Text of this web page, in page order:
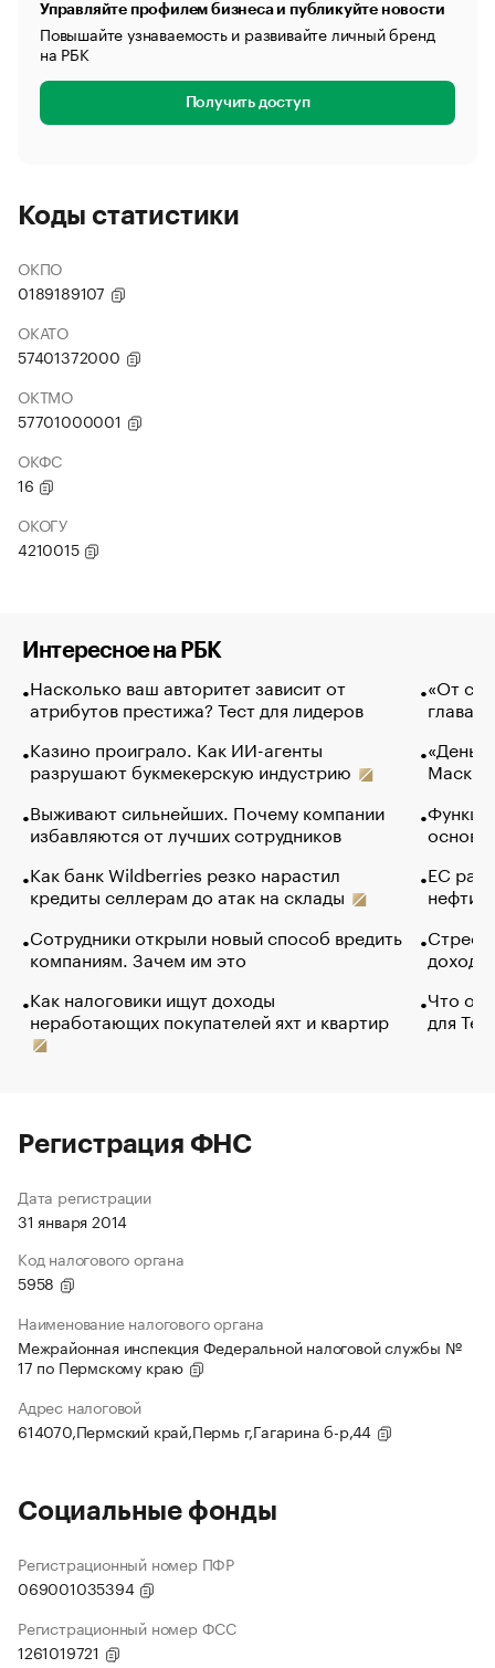
Управляйте профилем бизнеса и публикуйте новости
Повышайте узнаваемость и развивайте личный бренд
на РБК
Получить доступ
Коды статистики
ОКПО
0189189107
ОКАТО
57401372000
ОКТМО
57701000001
ОКФС
16
ОКОГУ
4210015
Интересное на РБК
Насколько ваш авторитет зависит от
атрибутов престижа? Тест для лидеров
Казино проиграло. Как ИИ-агенты
разрушают букмекерскую индустрию
Выживают сильнейших. Почему компании
избавляются от лучших сотрудников
Как банк Wildberries резко нарастил
кредиты селлерам до атак на склады
Сотрудники открыли новый способ вредить
компаниям. Зачем им это
Как налоговики ищут доходы
неработающих покупателей яхт и квартир
«От
глава
Маск в
основ
ЕС
нефти
Что
для
Регистрация ФНС
Дата регистрации
31 января 2014
Код налогового органа
5958
Наименование налогового органа
Межрайонная инспекция Федеральной налоговой службы №
17 по Пермскому краю
Адрес налоговой
614070,Пермский край,Пермь г,Гагарина б-р,44
Социальные фонды
Регистрационный номер ПФР
069001035394
Регистрационный номер ФСС
1261019721